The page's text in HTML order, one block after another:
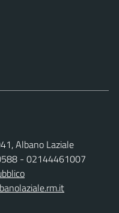
Albano Laziale
- 02144461007